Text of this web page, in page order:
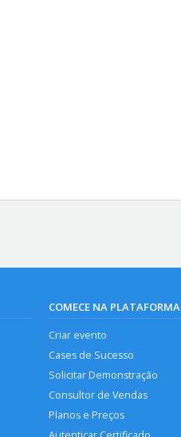
COMECE NA PLATAFORMA
Criar evento
Cases de Sucesso
Solicitar Demonstração
Consultor de Vendas
Planos e Preços